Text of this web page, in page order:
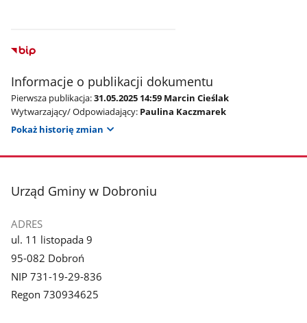
Informacje o publikacji dokumentu
Pierwsza publikacja:31.05.2025 14:59 Marcin Cieślak
Wytwarzający/ Odpowiadający: Paulina Kaczmarek
Pokaż historię zmian
stopka
Urząd Gminy w Dobroniu
ADRES
ul. 11 listopada 9
95-082 Dobroń
NIP 731-19-29-836
Regon 730934625